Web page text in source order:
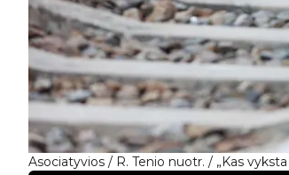
Asociatyvios / R. Tenio nuotr. / „Kas